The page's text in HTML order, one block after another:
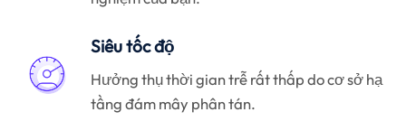
Siêu tốc độ
Hưởng thụ thời gian trễ rất thấp do cơ sở hạ
tầng đám mây phân tán.